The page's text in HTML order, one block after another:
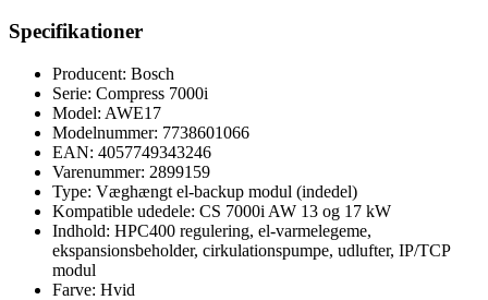
Specifikationer
Producent: Bosch
Serie: Compress 7000i
Model: AWE17
Modelnummer: 7738601066
EAN: 4057749343246
Varenummer: 2899159
Type: Væghængt el-backup modul (indedel)
Kompatible udedele: CS 7000i AW 13 og 17 kW
Indhold: HPC400 regulering, el-varmelegeme,
ekspansionsbeholder, cirkulationspumpe, udlufter, IP/TCP
modul
Farve: Hvid